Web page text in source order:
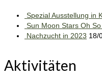
Spezial Ausstellung in
Sun Moon Stars Oh
Nachzucht in 2023 18/
Aktivitäten